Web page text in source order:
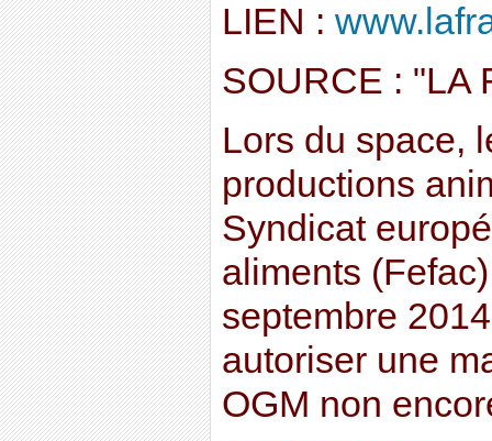
LIEN :
SOURCE : "LA
Lors du space,
productions
Syndicat
aliments
septembre
autoriser une
OGM non